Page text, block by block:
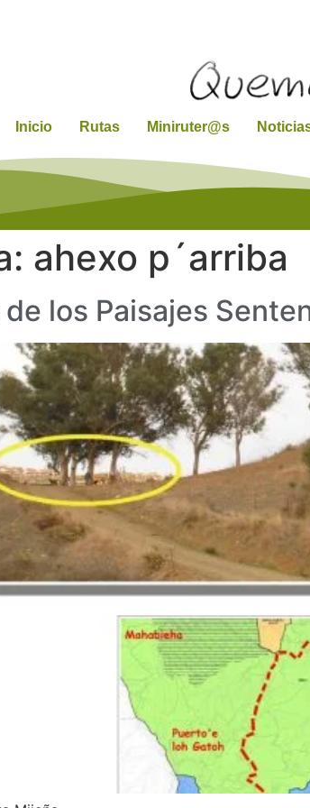
Inicio Rutas Miniruter@s
ahexo p´arriba
los Paisajes